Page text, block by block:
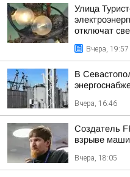
Улица
отключат
Вчера, 19:57
В
Вчера, 16:46
Создатель
взрыве
Вчера, 18:05